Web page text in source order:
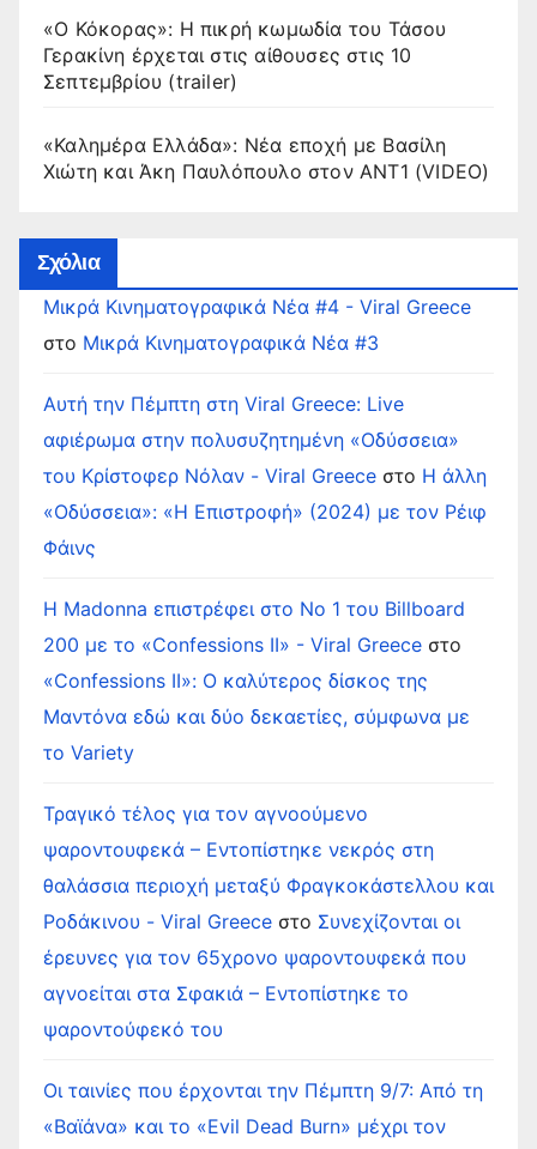
«Ο Κόκορας»: Η πικρή κωμωδία του Τάσου
Γερακίνη έρχεται στις αίθουσες στις 10
Σεπτεμβρίου (trailer)
«Καλημέρα Ελλάδα»: Νέα εποχή με Βασίλη
Χιώτη και Άκη Παυλόπουλο στον ΑΝΤ1 (VIDEO)
Σχόλια
Μικρά Κινηματογραφικά Νέα #4 - Viral Greece
στο Μικρά Κινηματογραφικά Νέα #3
Αυτή την Πέμπτη στη Viral Greece: Live
αφιέρωμα στην πολυσυζητημένη «Οδύσσεια»
του Κρίστοφερ Νόλαν - Viral Greece στο Η άλλη
«Οδύσσεια»: «Η Επιστροφή» (2024) με τον Ρέιφ
Φάινς
Η Madonna επιστρέφει στο Νο 1 του Billboard
200 με το «Confessions II» - Viral Greece στο
«Confessions II»: Ο καλύτερος δίσκος της
Μαντόνα εδώ και δύο δεκαετίες, σύμφωνα με
το Variety
Τραγικό τέλος για τον αγνοούμενο
ψαροντουφεκά – Εντοπίστηκε νεκρός στη
θαλάσσια περιοχή μεταξύ Φραγκοκάστελλου και
Ροδάκινου - Viral Greece στο Συνεχίζονται οι
έρευνες για τον 65χρονο ψαροντουφεκά που
αγνοείται στα Σφακιά – Εντοπίστηκε το
ψαροντούφεκό του
Οι ταινίες που έρχονται την Πέμπτη 9/7: Από τη
«Βαϊάνα» και το «Evil Dead Burn» μέχρι τον